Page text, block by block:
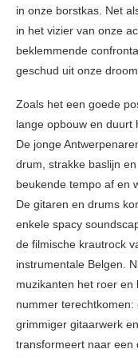
in onze borstkas. Net
in het vizier van onze
beklemmende
geschud uit onze
Zoals het een goede
lange opbouw en duurt
De jonge
drum, strakke baslijn
beukende tempo af en
De gitaren en drums
enkele spacy
de filmische krautrock
instrumentale Belgen.
muzikanten het roer en
nummer
grimmiger gitaarwerk
transformeert naar een